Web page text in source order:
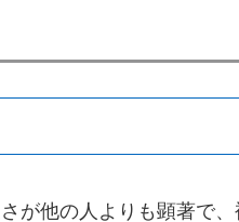
が他の人よりも顕著で